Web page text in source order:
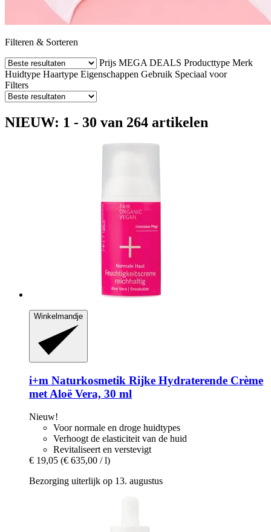
Filteren & Sorteren
Prijs MEGA DEALS Producttype Merk
Huidtype Haartype Eigenschappen Gebruik Speciaal voor
Filters
NIEUW: 1 - 30 van 264 artikelen
Winkelmandje
i+m Naturkosmetik Rijke Hydraterende Crème
met Aloë Vera, 30 ml
Nieuw!
Voor normale en droge huidtypes
Verhoogt de elasticiteit van de huid
Revitaliseert en verstevigt
€ 19,05 (€ 635,00 / l)
Bezorging uiterlijk op 13. augustus